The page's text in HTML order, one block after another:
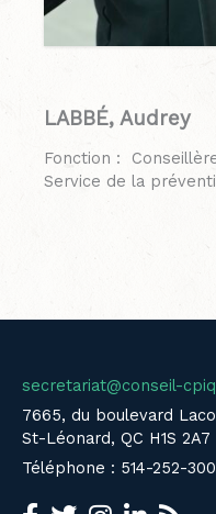
LABBÉ, Audrey
Fonction :
Service de la
secretariat@conseil-
7665, du boulevard
St-Léonard, QC H1S 2A7
Téléphone : 514-252-